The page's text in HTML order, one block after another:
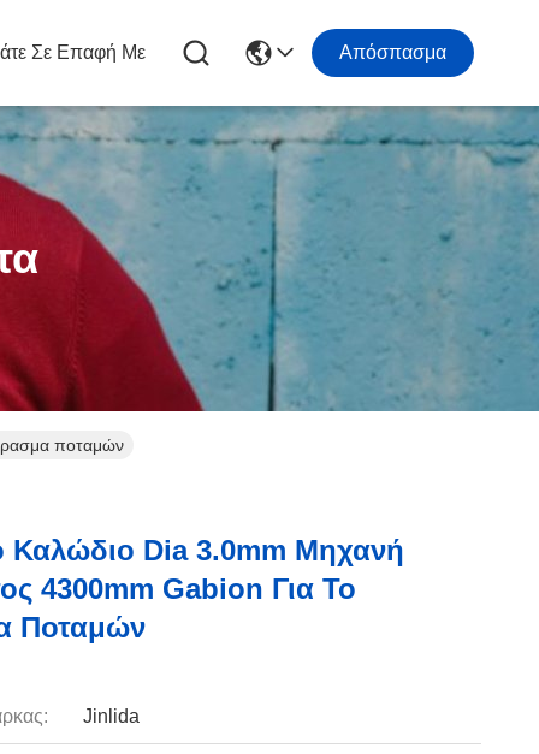
Σε Επαφή Με Απόσπασμα
ποταμών
Καλώδιο Dia 3.0mm Μηχανή
4300mm Gabion Για Το
Ποταμών
Jinlida